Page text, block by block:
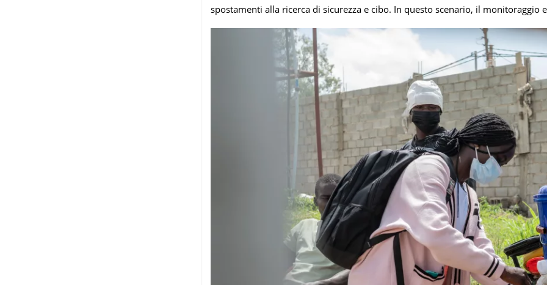
spostamenti alla ricerca di sicurezza e cibo. In questo scenario, il